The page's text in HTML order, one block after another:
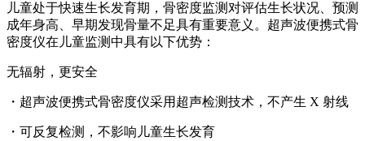
儿童处于快速生长发育期，骨密度监测对评估生长状况、预测
成年身高、早期发现骨量不足具有重要意义。超声波便携式骨
密度仪在儿童监测中具有以下优势：
无辐射，更安全
・ 超声波便携式骨密度仪采用超声检测技术，不产生 X 射线
・可反复检测，不影响儿童生长发育